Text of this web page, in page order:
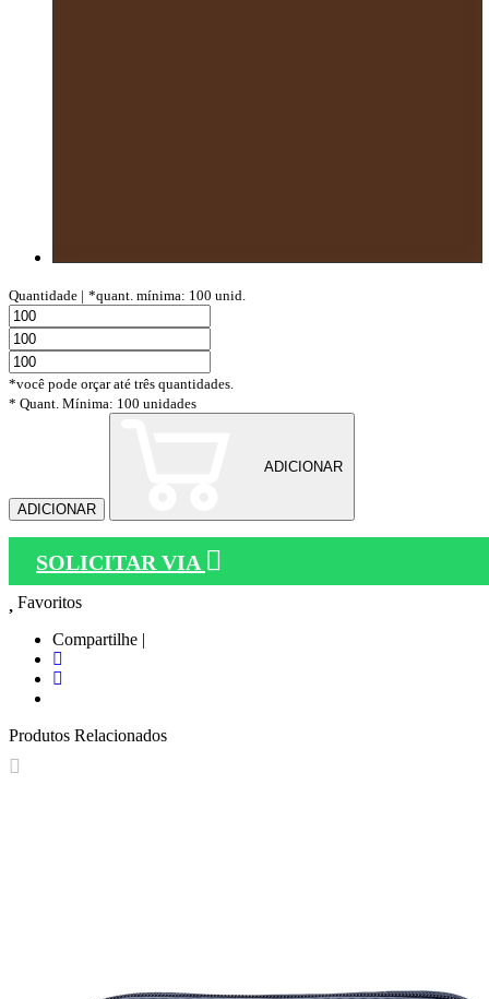
Quantidade | *quant. mínima: 100 unid.
*você pode orçar até três quantidades.
* Quant. Mínima: 100 unidades
ADICIONAR
ADICIONAR
SOLICITAR VIA
Favoritos
Compartilhe |
Produtos Relacionados